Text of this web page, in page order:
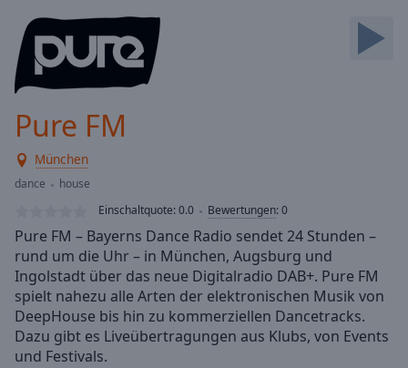
Skip
Forward
Mute
Current
Loaded:
0.00%
Type
LIVE
Seek to
live,
currently
behind
liveLIVE
Remaining
Time-
Pure FM
München
dance
house
Einschaltquote:0.0 Bewertungen:0
Pure FM – Bayerns Dance Radio sendet 24 Stunden –
rund um die Uhr – in München, Augsburg und
Ingolstadt über das neue Digitalradio DAB+. Pure FM
spielt nahezu alle Arten der elektronischen Musik von
DeepHouse bis hin zu kommerziellen Dancetracks.
Dazu gibt es Liveübertragungen aus Klubs, von Events
und Festivals.